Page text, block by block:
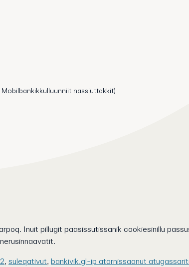
nassiuttakkit)
Inuit pillugit paasissutissanik cookiesinillu
, suleqativut, bankivik.gl-ip atornissaanut